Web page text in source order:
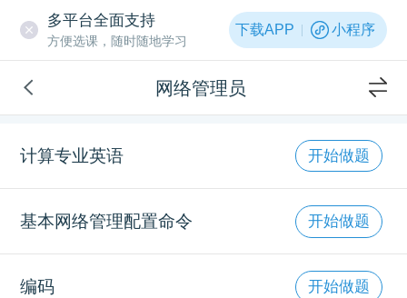
多平台全面支持
方便选课，随时随地学习
下载APP 小程序
网络管理员
计算专业英语 开始做题
基本网络管理配置命令 开始做题
编码 开始做题